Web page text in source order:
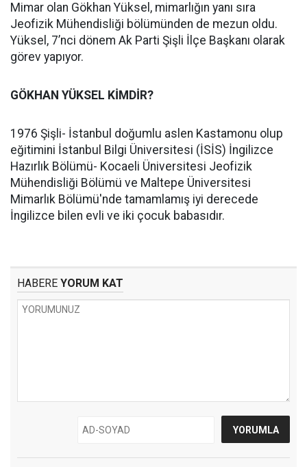
Mimar olan Gökhan Yüksel, mimarlığın yanı sıra
Jeofizik Mühendisliği bölümünden de mezun oldu.
Yüksel, 7’nci dönem Ak Parti Şişli İlçe Başkanı olarak
görev yapıyor.
GÖKHAN YÜKSEL KİMDİR?
1976 Şişli- İstanbul doğumlu aslen Kastamonu olup
eğitimini İstanbul Bilgi Üniversitesi (İSİS) İngilizce
Hazırlık Bölümü- Kocaeli Üniversitesi Jeofizik
Mühendisliği Bölümü ve Maltepe Üniversitesi
Mimarlık Bölümü'nde tamamlamış iyi derecede
İngilizce bilen evli ve iki çocuk babasıdır.
HABERE YORUM KAT